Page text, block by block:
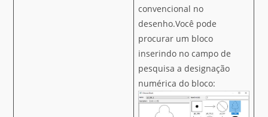
convencional no
desenho.Você pode
procurar um bloco
inserindo no campo de
pesquisa a designação
numérica do bloco: